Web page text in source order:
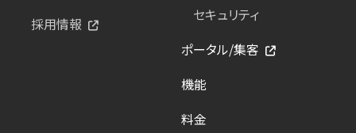
採用情報
セキュリティ
ポータル/集客
機能
料金